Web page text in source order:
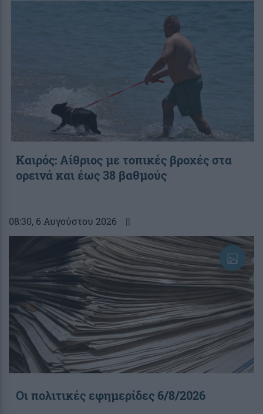
Καιρός: Αίθριος με τοπικές βροχές στα
ορεινά και έως 38 βαθμούς
08:30, 6 Αυγούστου 2026 ||
Οι πολιτικές εφημερίδες 6/8/2026